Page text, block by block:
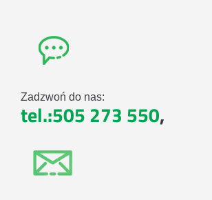
Zadzwoń do nas:
tel.:505 273 550,